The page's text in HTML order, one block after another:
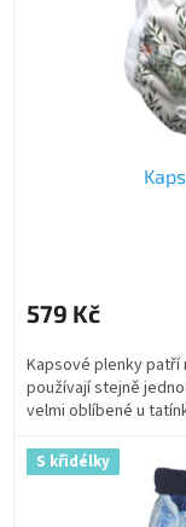
579 Kč
Kapsové plenky
používají stejně
velmi oblíbené u
S křidélky